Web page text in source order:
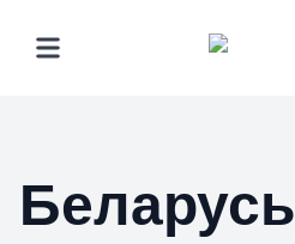
Беларусь